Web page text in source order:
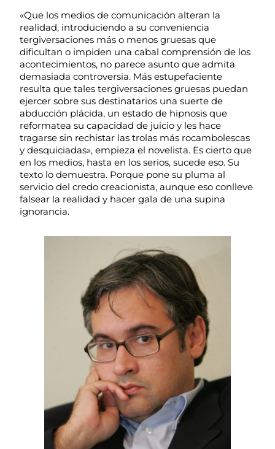
«Que los medios de comunicación alteran la
realidad, introduciendo a su conveniencia
tergiversaciones más o menos gruesas que
dificultan o impiden una cabal comprensión de los
acontecimientos, no parece asunto que admita
demasiada controversia. Más estupefaciente
resulta que tales tergiversaciones gruesas puedan
ejercer sobre sus destinatarios una suerte de
abducción plácida, un estado de hipnosis que
reformatea su capacidad de juicio y les hace
tragarse sin rechistar las trolas más rocambolescas
y desquiciadas», empieza el novelista. Es cierto que
en los medios, hasta en los serios, sucede eso. Su
texto lo demuestra. Porque pone su pluma al
servicio del credo creacionista, aunque eso conlleve
falsear la realidad y hacer gala de una supina
ignorancia.